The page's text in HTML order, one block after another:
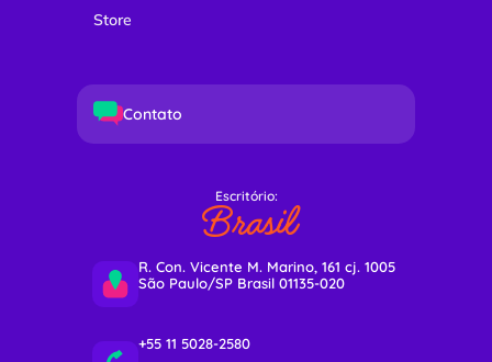
Store
Contato
Escritório:
Brasil
R. Con. Vicente M. Marino, 161 cj. 1005
São Paulo/SP Brasil 01135-020
+55 11 5028-2580